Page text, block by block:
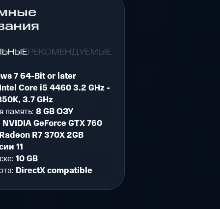
РЕКОМЕНДУЕМЫЕ
7 64-Bit or later
Core i5 4460 3.2 GHz -
3.7 GHz
память:8 GB ОЗУ
NVIDIA GeForce GTX 760
R7 370X 2GB
11
10 GB
DirectX compatible